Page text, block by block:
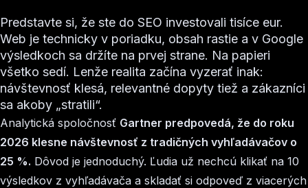
Predstavte si, že ste do SEO investovali tisíce eur.
Web je technicky v poriadku, obsah rastie a v Google
výsledkoch sa držíte na prvej strane. Na papieri
všetko sedí. Lenže realita začína vyzerať inak:
návštevnosť klesá, relevantné dopyty tiež a zákazníci
sa akoby „stratili“.
Analytická spoločnosť Gartner predpovedá, že do roku
2026 klesne návštevnosť z tradičných vyhľadávačov o
25 %. Dôvod je jednoduchý. Ľudia už nechcú klikať na 10
výsledkov z vyhľadávača a skladať si odpoveď z viacerých